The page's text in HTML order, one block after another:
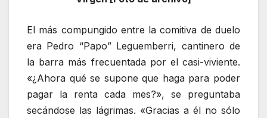
El más compungido entre la comitiva de duelo
era Pedro “Papo” Leguemberri, cantinero de
la barra más frecuentada por el casi-viviente.
«¿Ahora qué se supone que haga para poder
pagar la renta cada mes?», se preguntaba
secándose las lágrimas. «Gracias a él no sólo